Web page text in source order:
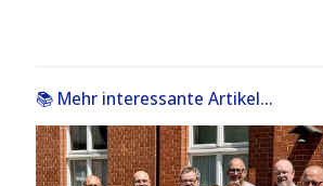
📚 Mehr interessante Artikel...